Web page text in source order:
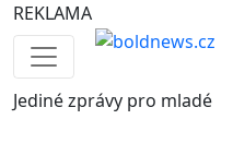
REKLAMA
Jedinézprávy pro mladé